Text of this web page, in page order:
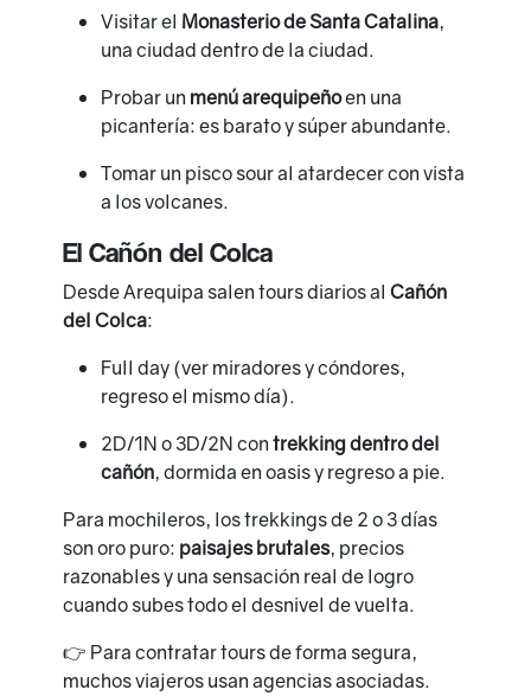
Visitar el Monasterio de Santa Catalina,
una ciudad dentro de la ciudad.
Probar un menú arequipeñoen una
picantería: es barato y súper abundante.
Tomar un pisco sour al atardecer con vista
a los volcanes.
El Cañón del Colca
Desde Arequipa salen tours diarios al Cañón
del Colca:
Full day (ver miradores y cóndores,
regreso el mismo día).
2D/1N o 3D/2N contrekking dentro del
cañón, dormida en oasis y regreso a pie.
Para mochileros, los trekkings de 2 o 3 días
son oro puro: paisajes brutales, precios
razonables y una sensación real de logro
cuando subes todo el desnivel de vuelta.
👉 Para contratar tours de forma segura,
muchos viajeros usan agencias asociadas.